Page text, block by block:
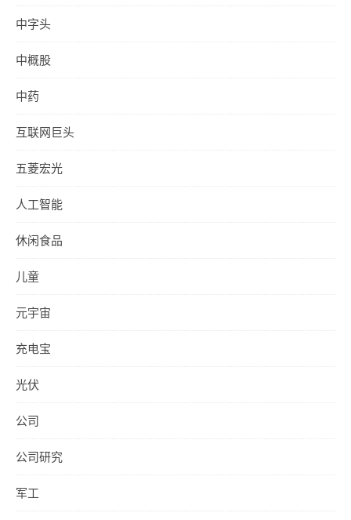
中字头
中概股
中药
互联网巨头
五菱宏光
人工智能
休闲食品
儿童
元宇宙
充电宝
光伏
公司
公司研究
军工